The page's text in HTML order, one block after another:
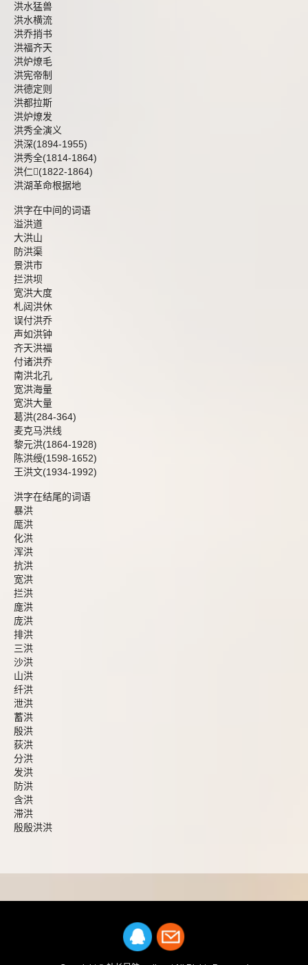
洪水猛兽
洪水横流
洪乔捎书
洪福齐天
洪炉燎毛
洪宪帝制
洪德定则
洪都拉斯
洪炉燎发
洪秀全演义
洪深(1894-1955)
洪秀全(1814-1864)
洪仁(1822-1864)
洪湖革命根据地
洪字在中间的词语
溢洪道
大洪山
防洪渠
景洪市
拦洪坝
宽洪大度
札闼洪休
误付洪乔
声如洪钟
齐天洪福
付诸洪乔
南洪北孔
宽洪海量
宽洪大量
葛洪(284-364)
麦克马洪线
黎元洪(1864-1928)
陈洪绶(1598-1652)
王洪文(1934-1992)
洪字在结尾的词语
暴洪
厖洪
化洪
浑洪
抗洪
宽洪
拦洪
庬洪
庞洪
排洪
三洪
沙洪
山洪
纤洪
泄洪
蓄洪
殷洪
荻洪
分洪
发洪
防洪
含洪
滞洪
殷殷洪洪